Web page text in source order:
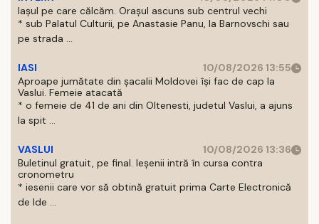
Iașul pe care călcăm. Orașul ascuns sub centrul vechi
* sub Palatul Culturii, pe Anastasie Panu, la Barnovschi sau
pe strada ...
IASI
10/08/2026 13:55
Aproape jumătate din șacalii Moldovei își fac de cap la
Vaslui. Femeie atacată
* o femeie de 41 de ani din Oltenesti, judetul Vaslui, a ajuns
la spit ...
VASLUI
10/08/2026 13:36
Buletinul gratuit, pe final. Ieșenii intră în cursa contra
cronometru
* iesenii care vor să obtină gratuit prima Carte Electronică
de Ide ...